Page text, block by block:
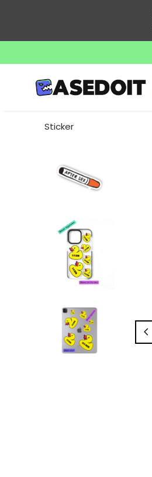
Sticker